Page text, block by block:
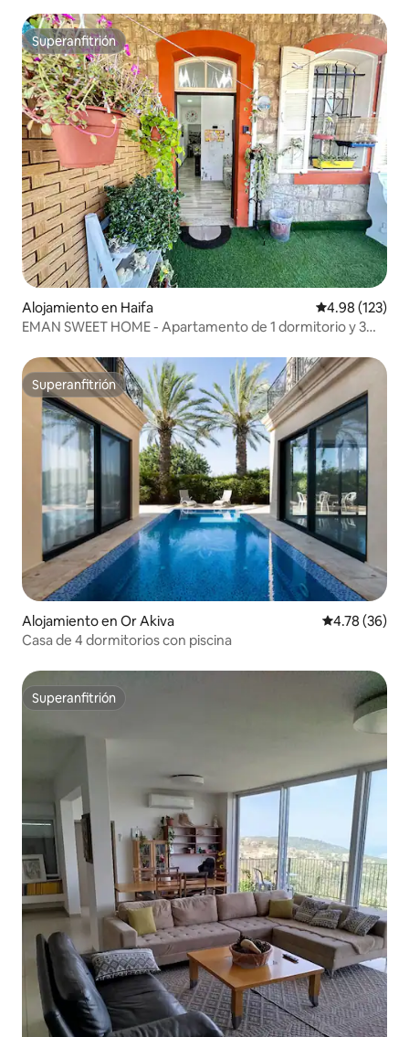
Superanfitrión
Superanfitrión
Alojamiento en Haifa Calificación
4.98 (123)
EMAN SWEET HOME - Apartamento de 1 dormitorio y 3
Superanfitrión
Superanfitrión
Alojamiento en Or Akiva Calificación
4.78 (36)
Casa de 4 dormitorios con piscina
Superanfitrión
Superanfitrión